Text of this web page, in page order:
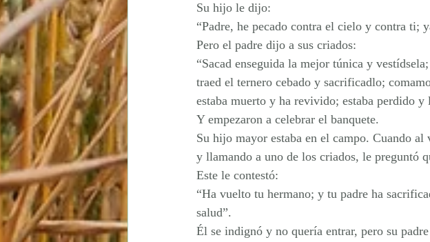
Su hijo le dijo:
“Padre, he pecado contra el cielo y contra ti;
Pero el padre dijo a sus criados:
“Sacad enseguida la mejor túnica y
traed el ternero cebado y sacrificadlo;
estaba muerto y ha revivido; estaba perdido y
Y empezaron a celebrar el banquete.
Su hijo mayor estaba en el campo. Cuando
y llamando a uno de los criados, le preguntó
Este le contestó:
“Ha vuelto tu hermano; y tu padre ha
salud”.
Él se indignó y no quería entrar, pero su